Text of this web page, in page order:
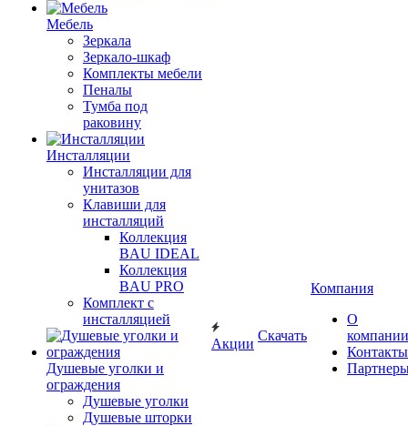
Мебель
Зеркала
Зеркало-шкаф
Комплекты мебели
Пеналы
Тумба под
раковину
Инсталляции
Инсталляции для
унитазов
Клавиши для
инсталляций
Коллекция
BAU IDEAL
Коллекция
BAU PRO
Комплект с
инсталляцией
Душевые уголки и
ограждения
Душевые уголки
Душевые шторки
Акции
Скачать
Компания
О
компании
Контакты